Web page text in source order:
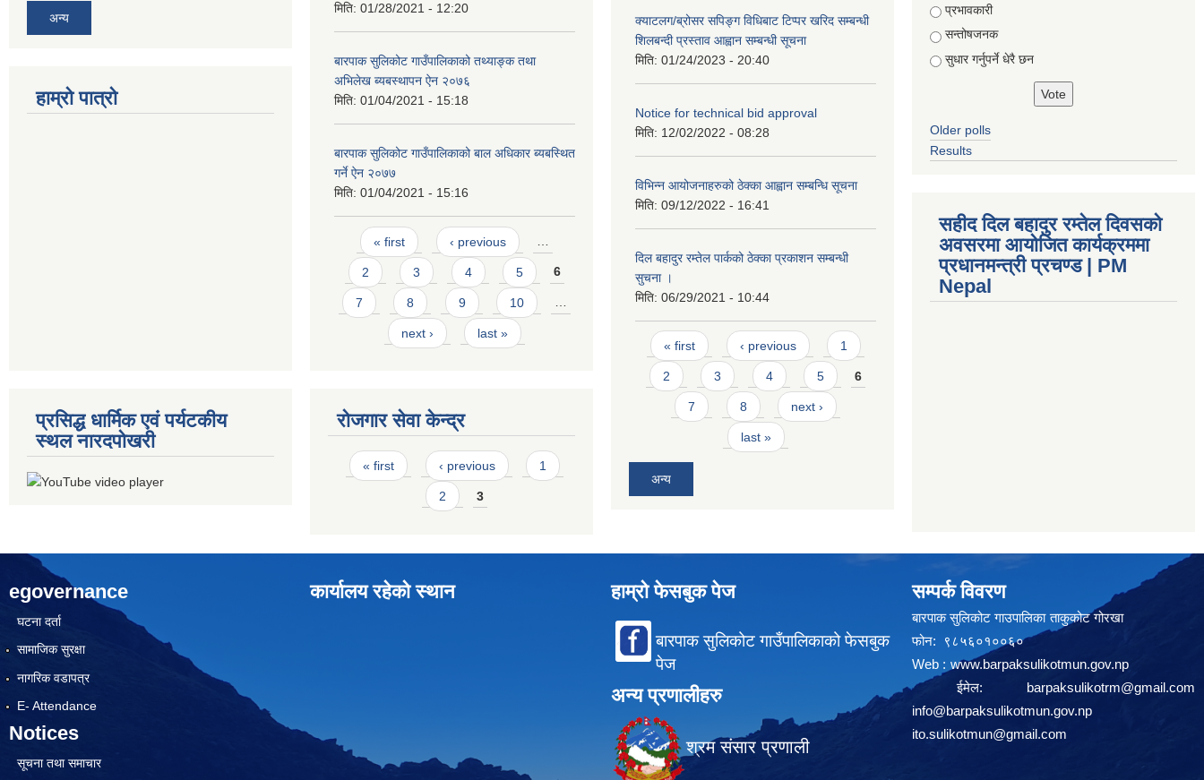
अन्य
हाम्रो पात्रो
प्रसिद्ध धार्मिक एवं पर्यटकीय
स्थल नारदपोखरी
मिति: 01/28/2021 - 12:20
बारपाक सुलिकोट गाउँपालिकाको तथ्याङ्क तथा
अभिलेख ब्यबस्थापन ऐन २०७६
मिति: 01/04/2021 - 15:18
बारपाक सुलिकोट गाउँपालिकाको बाल अधिकार ब्यबस्थित
गर्ने ऐन २०७७
मिति: 01/04/2021 - 15:16
Pages
« first ‹ previous …
2 3 4 5 6
7 8 9 10 …
next › last »
रोजगार सेवा केन्द्र
Pages
« first ‹ previous 1
2 3
क्याटलग/ब्रोसर सपिङ्ग विधिबाट टिप्पर खरिद सम्बन्धी
शिलबन्दी प्रस्ताव आह्वान सम्बन्धी सूचना
मिति: 01/24/2023 - 20:40
Notice for technical bid approval
मिति: 12/02/2022 - 08:28
विभिन्न आयोजनाहरुको ठेक्का आह्वान सम्बन्धि सूचना
मिति: 09/12/2022 - 16:41
दिल बहादुर रम्तेल पार्कको ठेक्का प्रकाशन सम्बन्धी
सुचना ।
मिति: 06/29/2021 - 10:44
Pages
« first ‹ previous 1
2 3 4 5 6
7 8 next ›
last »
अन्य
Choices
प्रभावकारी
सन्तोषजनक
सुधार गर्नुपर्ने धेरै छन
Older polls
Results
सहीद दिल बहादुर रम्तेल दिवसको
अवसरमा आयोजित कार्यक्रममा
प्रधानमन्त्री प्रचण्ड | PM
Nepal
egovernance
घटना दर्ता
सामाजिक सुरक्षा
नागरिक वडापत्र
E- Attendance
Notices
सूचना तथा समाचार
कार्यालय रहेको स्थान हाम्रो फेसबुक पेज
बारपाक सुलिकोट गाउँपालिकाको फेसबुक
पेज
अन्य प्रणालीहरु
श्रम संसार प्रणाली
सम्पर्क विवरण
बारपाक सुलिकोट गाउपालिका ताकुकोट गोरखा
फोन: ९८५६०१००६०
Web : www.barpaksulikotmun.gov.np
ईमेल: barpaksulikotrm@gmail.com
info@barpaksulikotmun.gov.np
ito.sulikotmun@gmail.com